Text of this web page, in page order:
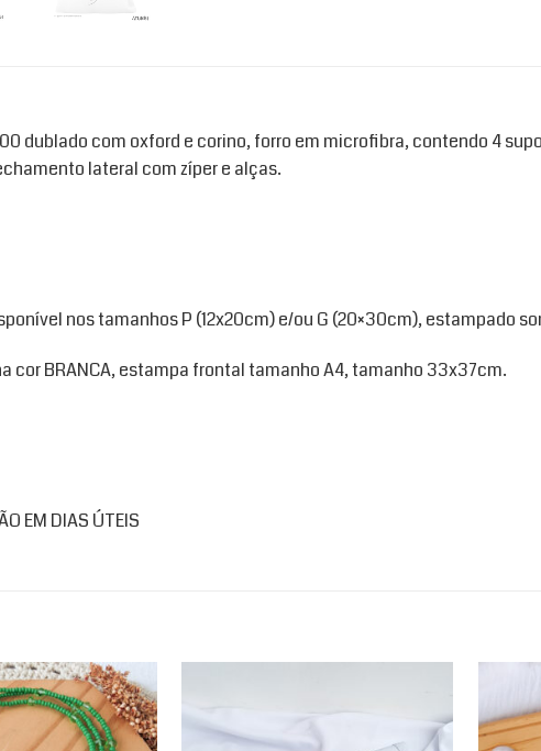
dublado com oxford e corino, forro em microfibra, contendo 4
lateral com zíper e alças.
nos tamanhos P (12x20cm) e/ou G (20×30cm), estampado
BRANCA, estampa frontal tamanho A4, tamanho 33x37cm.
EM DIAS ÚTEIS